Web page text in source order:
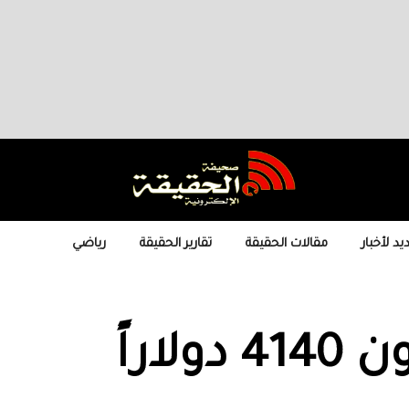
لأخبار مقالات الحقيقة تقارير الحقيقة رياضي
الذهب ينخفض دون 4140 دولاراً